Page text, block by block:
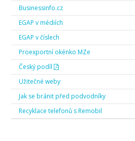
Businessinfo.cz
EGAP v médiích
EGAP v číslech
Proexportní okénko MZe
Český podíl
Užitečné weby
Jak se bránit před podvodníky
Recyklace telefonů s Remobil